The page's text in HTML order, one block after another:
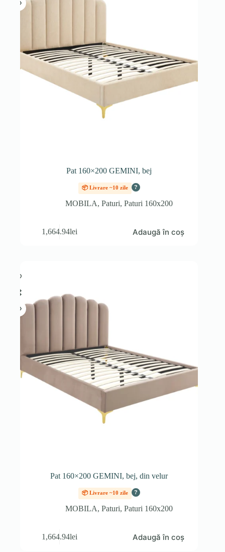
Pat 160×200 GEMINI, bej
📦 Livrare ~10 zile ?
MOBILA,Paturi,Paturi 160x200
1,664.94lei Adaugă în coș
Pat 160×200 GEMINI, bej, din velur
📦 Livrare ~10 zile ?
MOBILA,Paturi,Paturi 160x200
1,664.94lei Adaugă în coș